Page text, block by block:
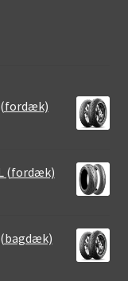
(fordæk)
(fordæk)
(bagdæk)